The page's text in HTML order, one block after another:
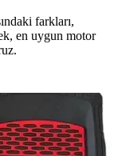
farkları,
en uygun motor